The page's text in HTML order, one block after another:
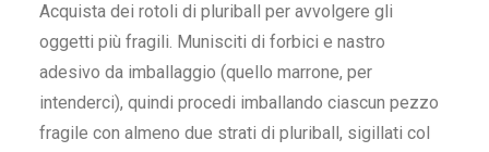
Acquista dei rotoli di pluriball per avvolgere gli
oggetti più fragili. Munisciti di forbici e nastro
adesivo da imballaggio (quello marrone, per
intenderci), quindi procedi imballando ciascun pezzo
fragile con almeno due strati di pluriball, sigillati col